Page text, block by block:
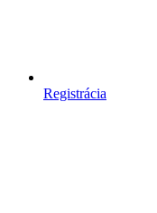
Registrácia